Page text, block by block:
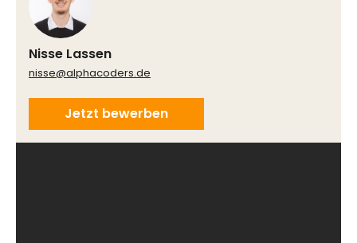
Nisse Lassen
nisse@alphacoders.de
Jetzt bewerben